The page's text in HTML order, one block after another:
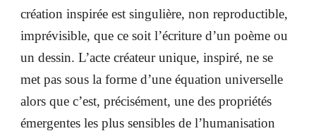
création inspirée est singulière, non reproductible,
imprévisible, que ce soit l’écriture d’un poème ou
un dessin. L’acte créateur unique, inspiré, ne se
met pas sous la forme d’une équation universelle
alors que c’est, précisément, une des propriétés
émergentes les plus sensibles de l’humanisation